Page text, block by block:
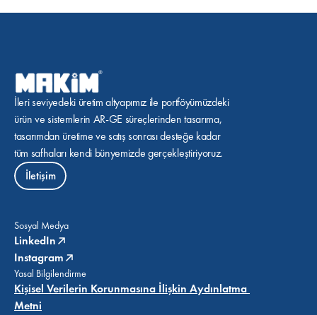
İleri seviyedeki üretim altyapımız ile portföyümüzdeki
ürün ve sistemlerin AR-GE süreçlerinden tasarıma,
tasarımdan üretime ve satış sonrası desteğe kadar
tüm safhaları kendi bünyemizde gerçekleştiriyoruz.
İletişim
Sosyal Medya
LinkedIn
Instagram
Yasal Bilgilendirme
Kişisel Verilerin Korunmasına İlişkin Aydınlatma
Metni